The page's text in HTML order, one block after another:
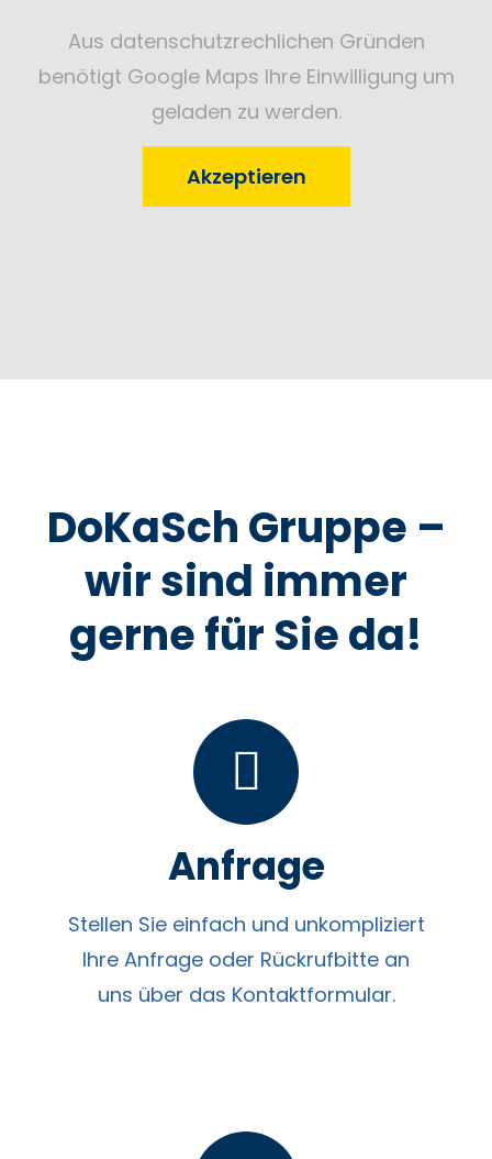
Aus datenschutzrechlichen Gründen
benötigt Google Maps Ihre Einwilligung um
geladen zu werden.
Akzeptieren
DoKaSch Gruppe –
wir sind immer
gerne für Sie da!
Anfrage
Stellen Sie einfach und unkompliziert
Ihre Anfrage oder Rückrufbitte an
uns über das Kontaktformular.